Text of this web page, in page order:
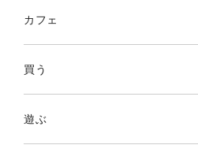
カフェ
買う
遊ぶ